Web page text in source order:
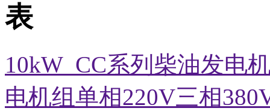
表
10kW_CC系列柴油发电
电机组单相220V三相